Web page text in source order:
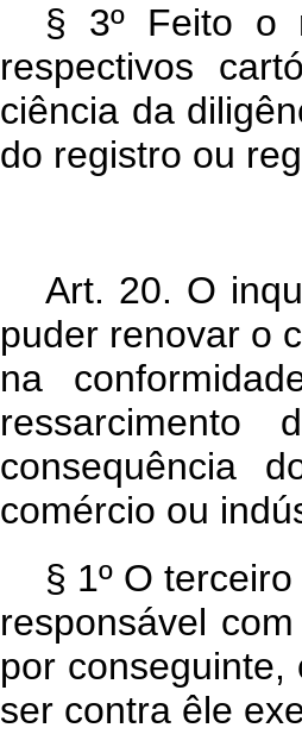
§ 3º Feito o
respectivos
ciência da
do registro ou
Art. 20. O
puder renovar o
na
consequência
comércio ou
§ 1º O
responsável
por
ser contra êle